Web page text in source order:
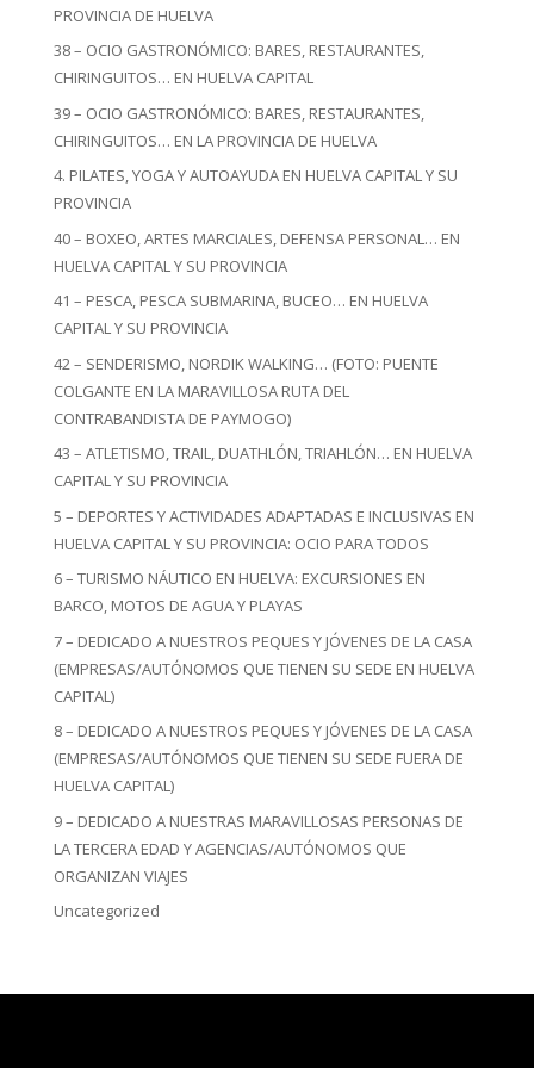
PROVINCIA DE HUELVA
38 – OCIO GASTRONÓMICO: BARES, RESTAURANTES,
CHIRINGUITOS… EN HUELVA CAPITAL
39 – OCIO GASTRONÓMICO: BARES, RESTAURANTES,
CHIRINGUITOS… EN LA PROVINCIA DE HUELVA
4. PILATES, YOGA Y AUTOAYUDA EN HUELVA CAPITAL Y SU
PROVINCIA
40 – BOXEO, ARTES MARCIALES, DEFENSA PERSONAL… EN
HUELVA CAPITAL Y SU PROVINCIA
41 – PESCA, PESCA SUBMARINA, BUCEO… EN HUELVA
CAPITAL Y SU PROVINCIA
42 – SENDERISMO, NORDIK WALKING… (FOTO: PUENTE
COLGANTE EN LA MARAVILLOSA RUTA DEL
CONTRABANDISTA DE PAYMOGO)
43 – ATLETISMO, TRAIL, DUATHLÓN, TRIAHLÓN… EN HUELVA
CAPITAL Y SU PROVINCIA
5 – DEPORTES Y ACTIVIDADES ADAPTADAS E INCLUSIVAS EN
HUELVA CAPITAL Y SU PROVINCIA: OCIO PARA TODOS
6 – TURISMO NÁUTICO EN HUELVA: EXCURSIONES EN
BARCO, MOTOS DE AGUA Y PLAYAS
7 – DEDICADO A NUESTROS PEQUES Y JÓVENES DE LA CASA
(EMPRESAS/AUTÓNOMOS QUE TIENEN SU SEDE EN HUELVA
CAPITAL)
8 – DEDICADO A NUESTROS PEQUES Y JÓVENES DE LA CASA
(EMPRESAS/AUTÓNOMOS QUE TIENEN SU SEDE FUERA DE
HUELVA CAPITAL)
9 – DEDICADO A NUESTRAS MARAVILLOSAS PERSONAS DE
LA TERCERA EDAD Y AGENCIAS/AUTÓNOMOS QUE
ORGANIZAN VIAJES
Uncategorized